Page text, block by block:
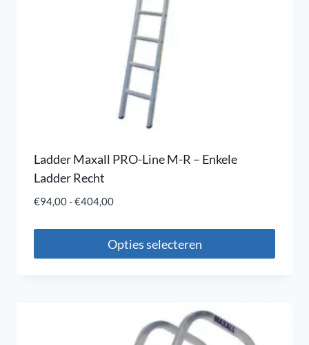
Ladder Maxall PRO-Line M-R – Enkele
Ladder Recht
€94,00-€404,00
Opties selecteren